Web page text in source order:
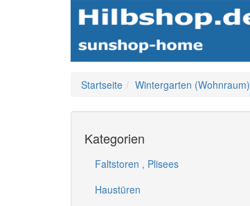
Startseite
Wintergarten (Wohnraum)
Kategorien
Faltstoren , Plisees
Haustüren